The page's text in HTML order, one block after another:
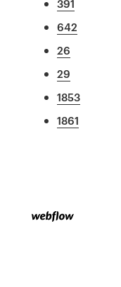
391
642
26
29
1853
1861